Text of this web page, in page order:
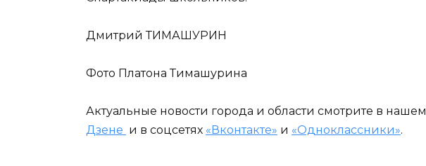
Дмитрий ТИМАШУРИН
Фото Платона Тимашурина
Актуальные новости города и области смотрите в нашем
Дзене и в соцсетях «Вконтакте» и «Одноклассники».